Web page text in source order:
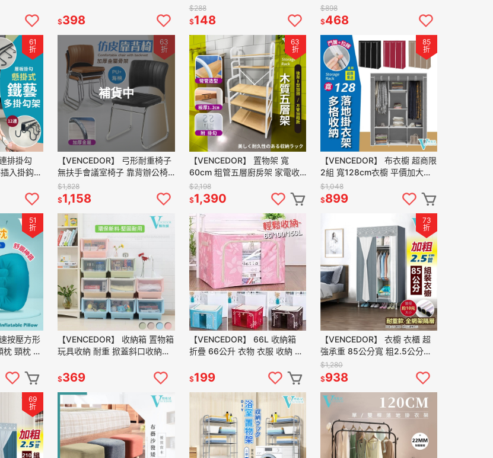
箱 現貨 滿499免運
$398
兒童學習 58671NP 現貨 滿
499免運
$288
$148
營野餐籃 折疊戶外 露營箱 現貨
滿499免運
$898
$468
61
折
排掛勾
入掛鈎
架 現貨
補貨中
63
折
【VENCEDOR】 弓形耐重椅子
無扶手會議室椅子 靠背辦公椅
會議椅麻將椅 弓形椅 現貨 滿
499免運
$1,828
$1,158
63
折
【VENCEDOR】 置物架 寬
60cm 粗管五層廚房架 家電收
納櫃 方管架 架子 家電收納層架
現貨 滿499免運
$2,198
$1,390
85
折
【VENCEDOR】 布衣櫥 超商限
2組 寬128cm衣櫥 平價加大衣
櫥 DIY布衣櫃 現貨 滿499免運
$1,048
$899
51
折
按壓方形
枕 頸枕 頭
休枕 現
【VENCEDOR】 收納箱 置物箱
玩具收納 耐重 掀蓋斜口收納箱
現貨 滿499免運
$369
【VENCEDOR】 66L 收納箱
折疊 66公升 衣物 衣服 收納 置
499免運
$199
73
折
【VENCEDOR】 衣櫥 衣櫃 超
強承重 85公分寬 粗2.5公分管
耐重衣櫥 布衣櫥 家具 現貨 滿
499免運
$1,280
$938
69
折